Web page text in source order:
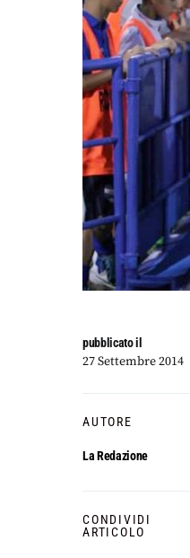
pubblicato il
27 Settembre 2014
AUTORE
La Redazione
CONDIVIDI
ARTICOLO